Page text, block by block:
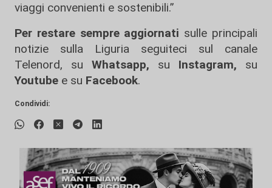
viaggi convenienti e sostenibili.”
Per restare sempre aggiornati sulle principali
notizie sulla Liguria seguiteci sul canale
Telenord, su
Whatsapp, su Instagram, su
Youtube e su Facebook.
Condividi: